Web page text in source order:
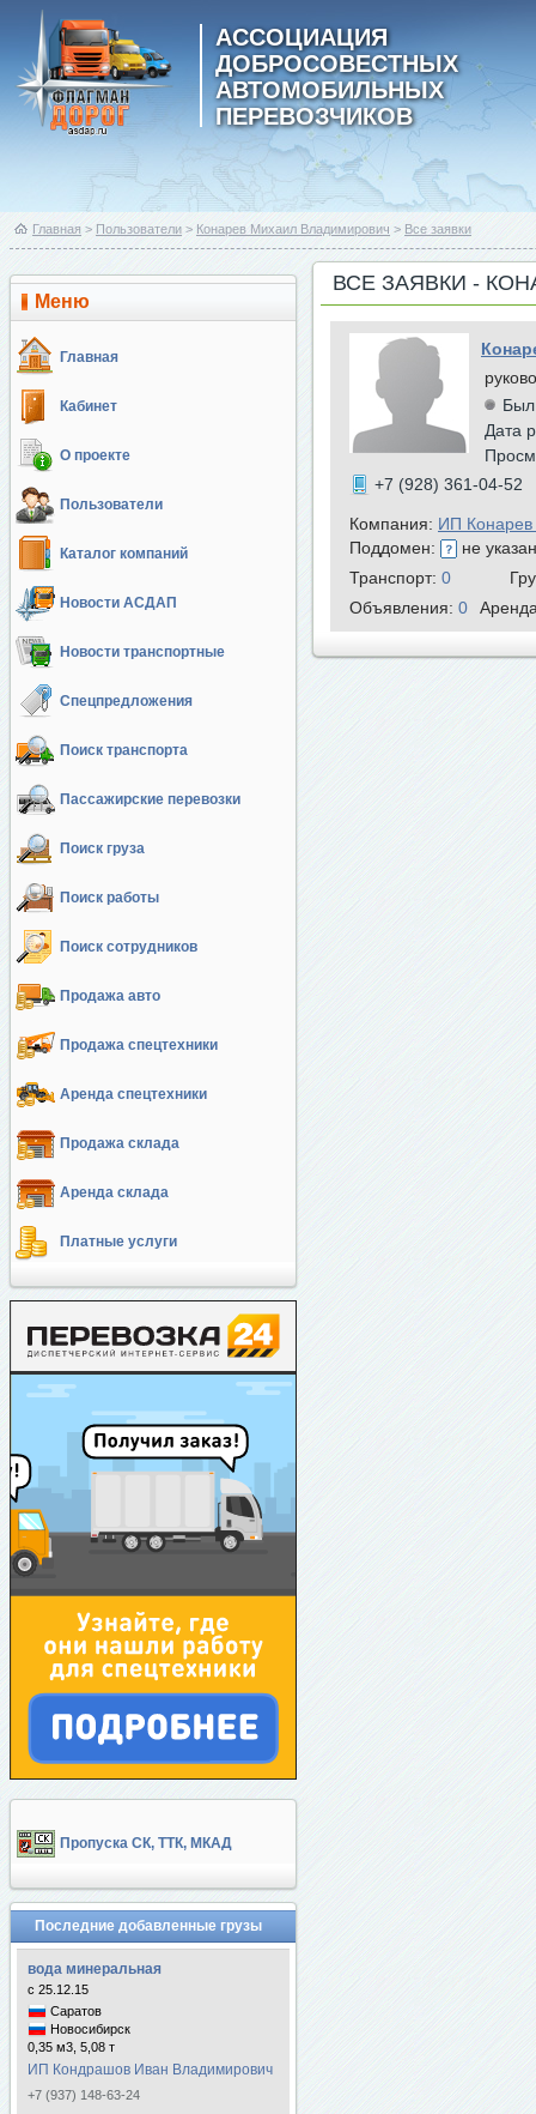
АССОЦИАЦИЯ
ДОБРОСОВЕСТНЫХ
АВТОМОБИЛЬНЫХ
ПЕРЕВОЗЧИКОВ
Главная > Пользователи > Конарев Михаил Владимирович > Все заявки
Меню
Главная
Кабинет
О проекте
Пользователи
Каталог компаний
Новости АСДАП
Новости транспортные
Спецпредложения
Поиск транспорта
Пассажирские перевозки
Поиск груза
Поиск работы
Поиск сотрудников
Продажа авто
Продажа спецтехники
Аренда спецтехники
Продажа склада
Аренда склада
Платные услуги
Пропуска СК, ТТК, МКАД
Последние добавленные грузы
вода минеральная
с 25.12.15
Саратов
Новосибирск
0,35 м3, 5,08 т
ИП Кондрашов Иван Владимирович
+7 (937) 148-63-24
ВСЕ ЗАЯВКИ -
Был
Дата
+7 (928) 361-04-52
Компания: ИП
Поддомен:
не
Транспорт: 0
Объявления: 0